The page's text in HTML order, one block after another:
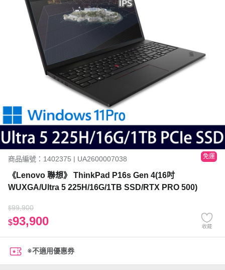
商品編號：1402375 | UA2600007038 免運
《Lenovo 聯想》 ThinkPad P16s Gen 4(16吋
WUXGA/Ultra 5 225H/16G/1TB SSD/RTX PRO 500)
$99,900
$93,900 收藏
※不適用優惠券